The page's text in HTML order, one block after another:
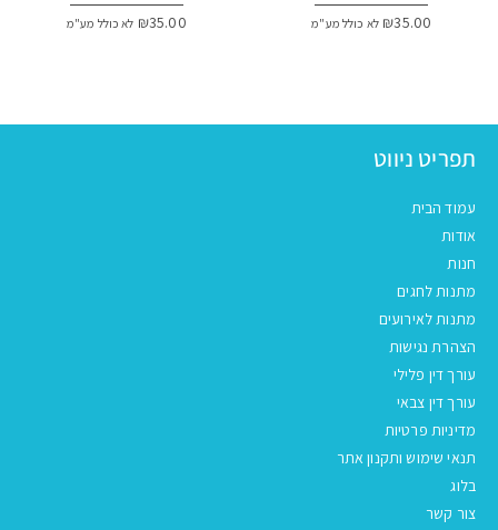
₪35.00 לא כולל מע"מ ₪35.00 לא כולל מע"מ
תפריט ניווט
עמוד הבית
אודות
חנות
מתנות לחגים
מתנות לאירועים
הצהרת נגישות
עורך דין פלילי
עורך דין צבאי
מדיניות פרטיות
תנאי שימוש ותקנון אתר
בלוג
צור קשר